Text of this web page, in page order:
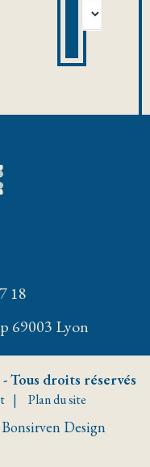
Archives
des
18
69003 Lyon
Tous droits réservés
Plan du site
Bonsirven Design